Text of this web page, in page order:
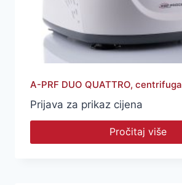
A-PRF DUO QUATTRO, centrifuga
Prijava za prikaz cijena
Pročitaj više